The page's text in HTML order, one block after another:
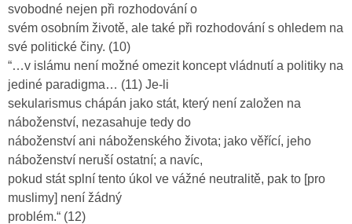
svobodné nejen při rozhodování o
svém osobním životě, ale také při rozhodování s ohledem na
své politické činy. (10)
“…v islámu není možné omezit koncept vládnutí a politiky na
jediné paradigma… (11) Je-li
sekularismus chápán jako stát, který není založen na
náboženství, nezasahuje tedy do
náboženství ani náboženského života; jako věřící, jeho
náboženství neruší ostatní; a navíc,
pokud stát splní tento úkol ve vážné neutralitě, pak to [pro
muslimy] není žádný
problém.“ (12)